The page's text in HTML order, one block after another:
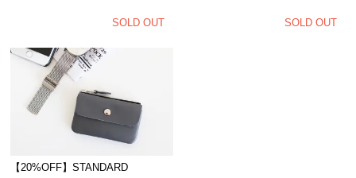
SOLD OUT SOLD OUT
【20%OFF】STANDARD